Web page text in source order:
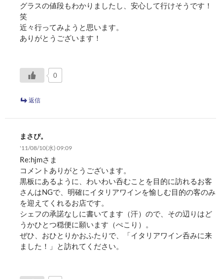
グラスの値段もわかりましたし、安心して行けそうです！
笑
近々行ってみようと思います。
ありがとうございます！
0
返信
まさぴ。
'11/08/10(水) 09:09
Re:hjmさま
コメントありがとうございます。
黒板にあるように、わいわい呑むことを目的に訪れるお客
さんはNGで、明確にイタリアワインを愉しむ目的の客のみ
を迎えてくれるお店です。
シェフの承諾なしに書いてます（汗）ので、その辺りはど
うかひとつ穏便に願います（ぺこり）。
ぜひ、おひとりかおふたりで、「イタリアワイン呑みに来
ました！」と訪れてください。